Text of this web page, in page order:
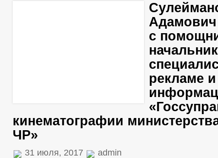
Адамович
с
рекламе и
кинематографии
ЧР»
31 июля, 2017 admin